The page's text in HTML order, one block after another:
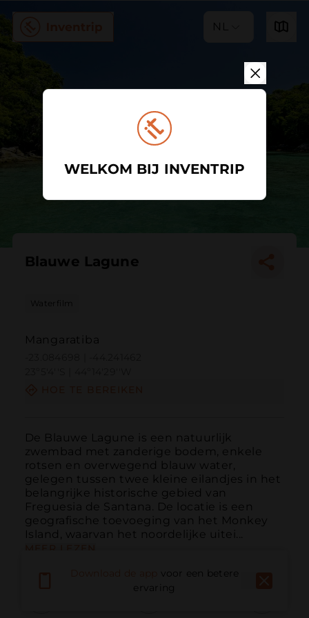
NL
Blauwe Lagune
Waterfilm
Mangaratiba
De Blauwe Lagune is een natuurlijk
zwembad met zanderige bodem, enkele
rotsen en overwegend blauw water,
gelegen tussen twee kleine eilandjes in het
belangrijke historische gebied van
Freguesia de Santana. De locatie is een
geografische toevoeging van het Monkey
Island, waarvan het noordelijke uitei...
voor een betere
ervaring
WELKOM BIJ INVENTRIP